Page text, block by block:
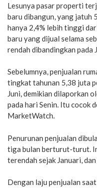
Lesunya pasar properti
baru dibangun, yang jatuh
hanya 2,4% lebih tinggi
baru yang dijual selama
rendah dibandingkan pada
Sebelumnya, penjualan
tingkat tahunan 5,38 juta
Juni, demikian dilaporkan
pada hari Senin. Itu cocok
MarketWatch.
Penurunan penjualan
tiga bulan berturut-turut.
terendah sejak Januari,
Dengan laju penjualan